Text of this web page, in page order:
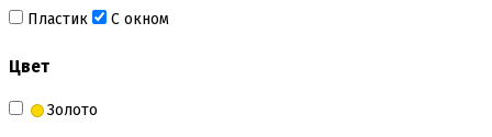
Пластик С окном
Цвет
Золото